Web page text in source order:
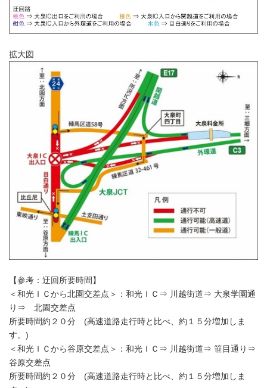
拡大図
【参考：迂回所要時間】
＜和光ＩＣから北園交差点＞：和光ＩＣ⇒ 川越街道⇒ 大泉学園通
り⇒ 北園交差点
所要時間約２０分 (高速道路走行時と比べ、約１５分増加しま
す。)
＜和光ＩＣから谷原交差点＞：和光ＩＣ⇒ 川越街道⇒ 笹目通り⇒
谷原交差点
所要時間約２０分 (高速道路走行時と比べ、約１５分増加しま